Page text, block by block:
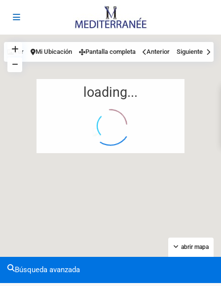
12
loading...
abrir mapa
Ver Mi Ubicación Pantalla completa Anterior Siguiente
Búsqueda avanzada